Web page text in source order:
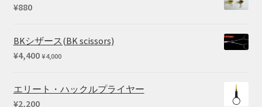
¥880
BKシザース(BK scissors)
¥4,400 ¥4,000
エリート・ハックルプライヤー
¥2,200